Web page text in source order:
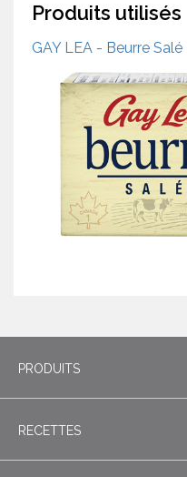
Produits utilisés
GAY LEA - Beurre Salé
PRODUITS
EXPLORE PRODUITS
RECETTES